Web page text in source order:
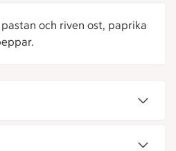
och riven ost, paprika